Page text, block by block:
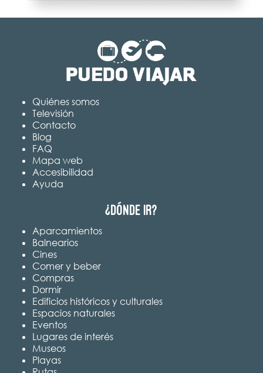
Quiénes somos
Televisión
Contacto
Blog
FAQ
Mapa web
Accesibilidad
Ayuda
¿Dónde ir?
Aparcamientos
Balnearios
Cines
Comer y beber
Compras
Dormir
Edificios históricos y culturales
Espacios naturales
Eventos
Lugares de interés
Museos
Playas